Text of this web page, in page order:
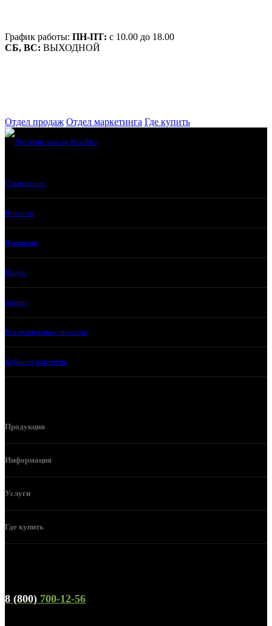
График работы: ПН-ПТ: с 10.00 до 18.00
СБ, ВС: ВЫХОДНОЙ
Отдел продаж Отдел маркетинга Где купить
О компании
Новости
Вакансии
Видео
Акции
Реализованные проекты
Кабинет партнера
Продукция
Информация
Услуги
Где купить
8 (800) 700-12-56